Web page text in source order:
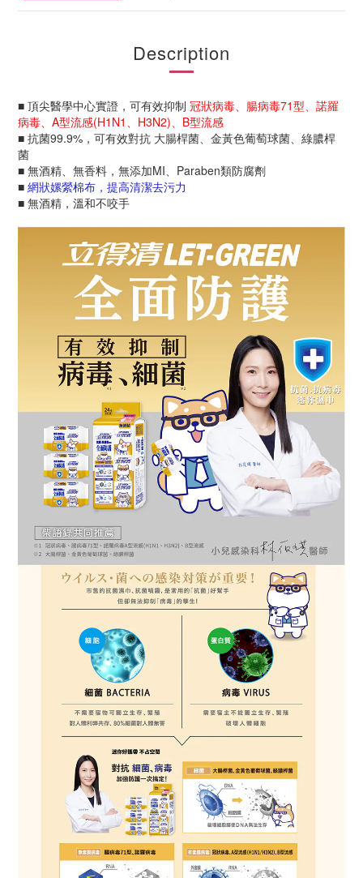
Description
■ 頂尖醫學中心實證，可有效抑制 冠狀病毒、腸病毒71型、諾羅
病毒、A型流感(H1N1、H3N2)、B型流感
■ 抗菌99.9%，可有效對抗 大腸桿菌、金黃色葡萄球菌、綠膿桿
菌
■ 無酒精、無香料，無添加MI、Paraben類防腐劑
■ 網狀嫘縈棉布，提高清潔去污力
■ 無酒精，溫和不咬手